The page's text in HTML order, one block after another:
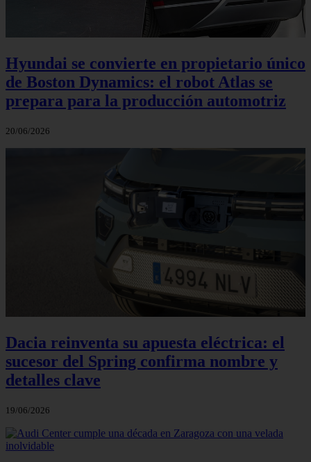
Hyundai se convierte en propietario único
de Boston Dynamics: el robot Atlas se
prepara para la producción automotriz
20/06/2026
Dacia reinventa su apuesta eléctrica: el
sucesor del Spring confirma nombre y
detalles clave
19/06/2026